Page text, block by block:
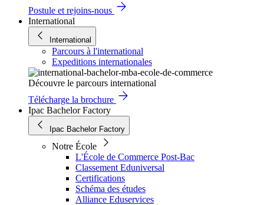
Postule et rejoins-nous
International
International
Parcours à l'international
Expeditions internationales
Découvre le parcours international
Télécharge la brochure
Ipac Bachelor Factory
Ipac Bachelor Factory
Notre École
L'École de Commerce Post-Bac
Classement Eduniversal
Certifications
Schéma des études
Alliance Eduservices